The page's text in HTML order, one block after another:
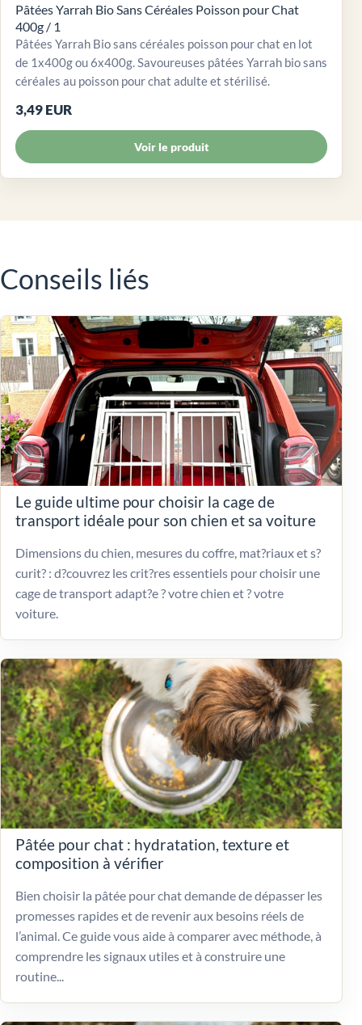
Pâtées Yarrah Bio Sans Céréales Poisson pour Chat
400g / 1
Pâtées Yarrah Bio sans céréales poisson pour chat en lot
de 1x400g ou 6x400g. Savoureuses pâtées Yarrah bio sans
céréales au poisson pour chat adulte et stérilisé.
3,49 EUR
Voir le produit
Conseils liés
Le guide ultime pour choisir la cage de
transport idéale pour son chien et sa voiture
Dimensions du chien, mesures du coffre, mat?riaux et s?
curit? : d?couvrez les crit?res essentiels pour choisir une
cage de transport adapt?e ? votre chien et ? votre
voiture.
Pâtée pour chat : hydratation, texture et
composition à vérifier
Bien choisir la pâtée pour chat demande de dépasser les
promesses rapides et de revenir aux besoins réels de
l’animal. Ce guide vous aide à comparer avec méthode, à
comprendre les signaux utiles et à construire une
routine...